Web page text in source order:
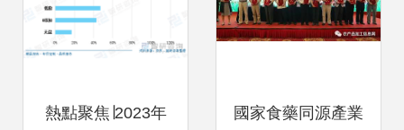
熱點聚焦∣2023年 國家食藥同源產業